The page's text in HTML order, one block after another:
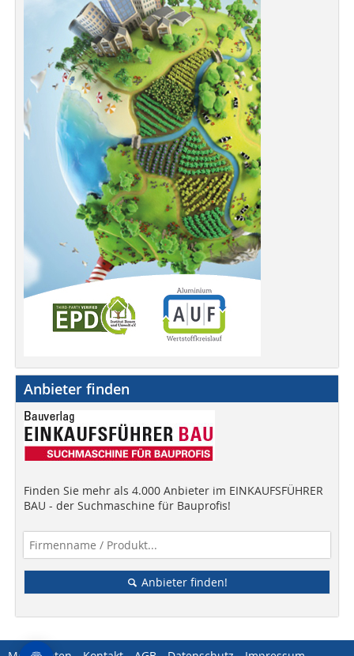
Anbieter finden
Finden Sie mehr als 4.000 Anbieter im EINKAUFSFÜHRER
BAU - der Suchmaschine für Bauprofis!
Anbieter finden!